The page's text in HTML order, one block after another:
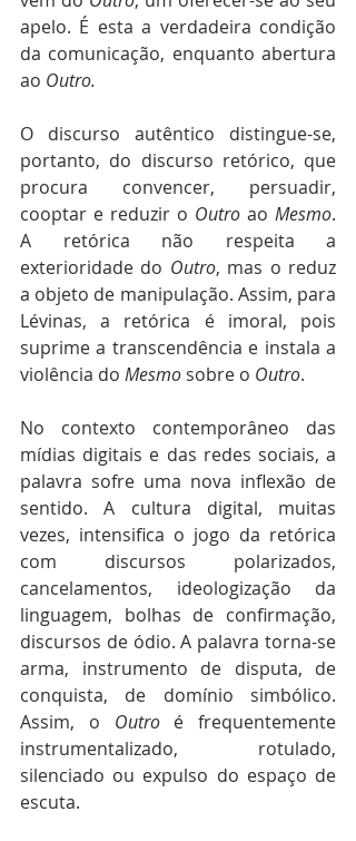
apelo. É esta a verdadeira condição
da comunicação, enquanto abertura
ao Outro.
O discurso autêntico distingue-se,
portanto, do discurso retórico, que
procura convencer, persuadir,
cooptar e reduzir o Outro ao Mesmo.
A retórica não respeita a
exterioridade do Outro, mas o reduz
a objeto de manipulação. Assim, para
Lévinas, a retórica é imoral, pois
suprime a transcendência e instala a
violência do Mesmo sobre o Outro.
No contexto contemporâneo das
mídias digitais e das redes sociais, a
palavra sofre uma nova inflexão de
sentido. A cultura digital, muitas
vezes, intensifica o jogo da retórica
com discursos polarizados,
cancelamentos, ideologização da
linguagem, bolhas de confirmação,
discursos de ódio. A palavra torna-se
arma, instrumento de disputa, de
conquista, de domínio simbólico.
Assim, o Outro é frequentemente
instrumentalizado, rotulado,
silenciado ou expulso do espaço de
escuta.